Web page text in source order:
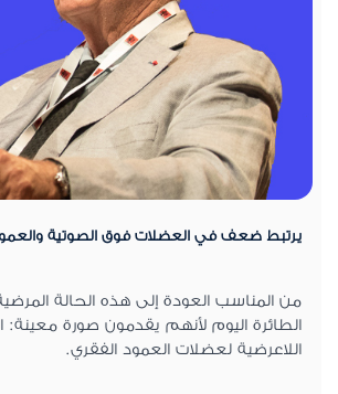
يرتبط ضعف في العضلات فوق الصوتية
من المناسب العودة إلى هذه الحالة
الطائرة اليوم لأنهم يقدمون صورة معينة:
اللاعرضية لعضلات العمود الفقري.